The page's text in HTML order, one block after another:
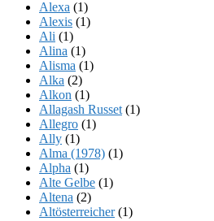
Alexa (1)
Alexis (1)
Ali (1)
Alina (1)
Alisma (1)
Alka (2)
Alkon (1)
Allagash Russet (1)
Allegro (1)
Ally (1)
Alma (1978) (1)
Alpha (1)
Alte Gelbe (1)
Altena (2)
Altösterreicher(1)